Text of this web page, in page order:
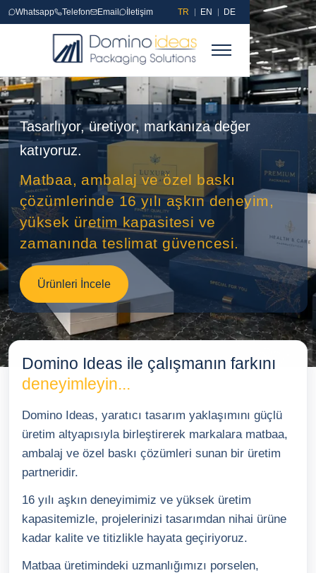
Whatsapp Telefon Email İletişim TR EN DE
Ana Sayfa
Referanslar
Matbaa Ürünleri
Sıvama
Sıvamalı Kutular
Endüstriyel Baskı
Baskılı Ürünler
TR EN DE
Tasarlıyor, üretiyor, markanıza değer
katıyoruz.
Matbaa, ambalaj ve özel baskı
çözümlerinde 16 yılı aşkın deneyim,
yüksek üretim kapasitesi ve
zamanında teslimat güvencesi.
Ürünleri İncele
Domino Ideas ile çalışmanın farkını
deneyimleyin...
Domino Ideas, yaratıcı tasarım yaklaşımını güçlü
üretim altyapısıyla birleştirerek markalara matbaa,
ambalaj ve özel baskı çözümleri sunan bir üretim
partneridir.
16 yılı aşkın deneyimimiz ve yüksek üretim
kapasitemizle, projelerinizi tasarımdan nihai ürüne
kadar kalite ve titizlikle hayata geçiriyoruz.
Matbaa üretimindeki uzmanlığımızı porselen,